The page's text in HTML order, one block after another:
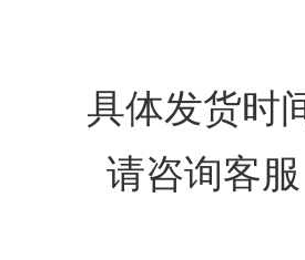
具体发货时
请咨询客服